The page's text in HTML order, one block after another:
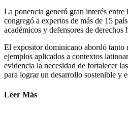
La ponencia generó gran interés
congregó a expertos de más de 15
académicos y defensores de derechos
El expositor dominicano abordó tanto
ejemplos aplicados a contextos
evidencia la necesidad de fortalecer
para lograr un desarrollo sostenible y
Leer Más